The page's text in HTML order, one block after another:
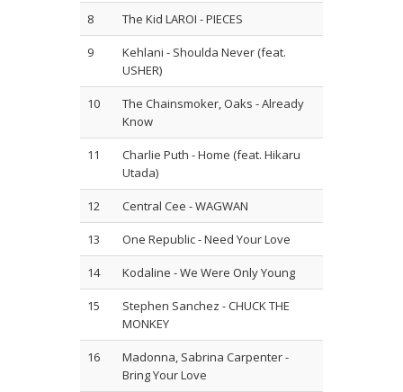
8 The Kid LAROI - PIECES
9
Kehlani - Shoulda Never (feat.
USHER)
10
The Chainsmoker, Oaks - Already
Know
11
Charlie Puth - Home (feat. Hikaru
Utada)
12 Central Cee - WAGWAN
13 One Republic - Need Your Love
14 Kodaline - We Were Only Young
15
Stephen Sanchez - CHUCK THE
MONKEY
16
Madonna, Sabrina Carpenter -
Bring Your Love